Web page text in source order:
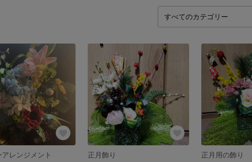
レンジメント 正月飾り 正月用の飾り